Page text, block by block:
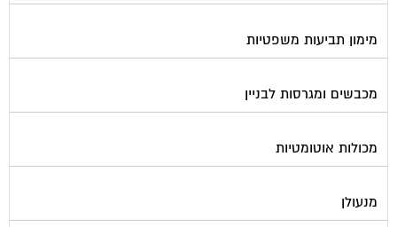
מימון תביעות משפטיות
מכבשים ומגרסות לבניין
מכולות אוטומטיות
מנעולן